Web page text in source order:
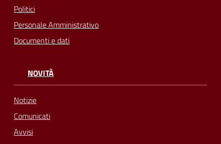
Politici
Personale Amministrativo
Documenti e dati
NOVITÀ
Notizie
Comunicati
Avvisi